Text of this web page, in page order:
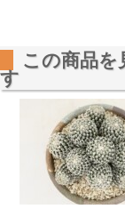
この商品を
す